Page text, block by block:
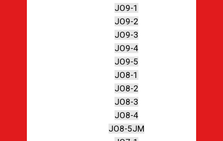
JO9-1
JO9-2
JO9-3
JO9-4
JO9-5
JO8-1
JO8-2
JO8-3
JO8-4
JO8-5JM